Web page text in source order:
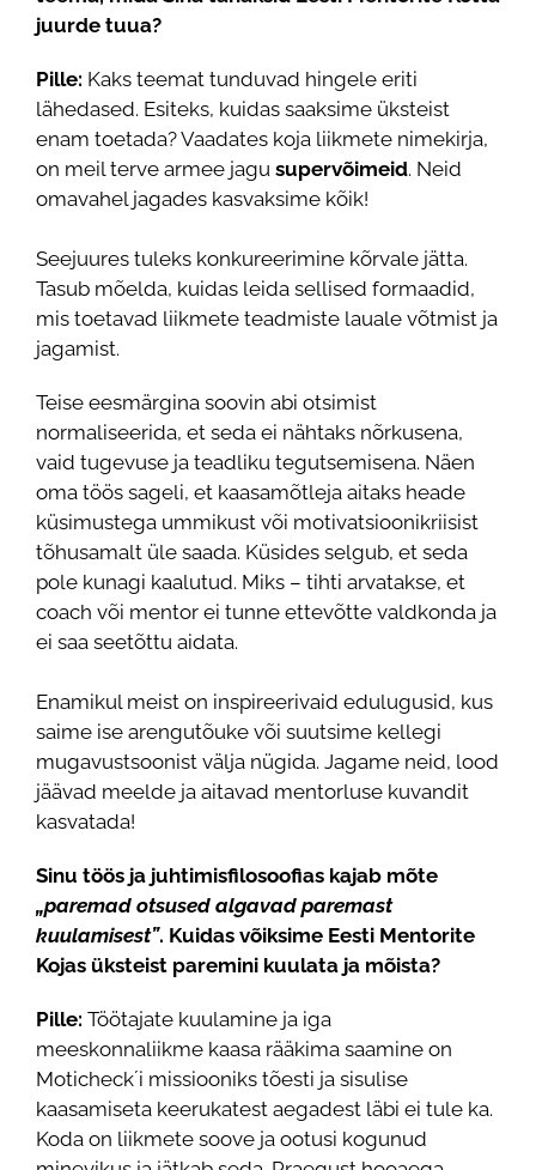
juurde tuua?
Pille: Kaks teemat tunduvad hingele eriti
lähedased. Esiteks, kuidas saaksime üksteist
enam toetada? Vaadates koja liikmete nimekirja,
on meil terve armee jagu supervõimeid. Neid
omavahel jagades kasvaksime kõik!
Seejuures tuleks konkureerimine kõrvale jätta.
Tasub mõelda, kuidas leida sellised formaadid,
mis toetavad liikmete teadmiste lauale võtmist ja
jagamist.
Teise eesmärgina soovin abi otsimist
normaliseerida, et seda ei nähtaks nõrkusena,
vaid tugevuse ja teadliku tegutsemisena. Näen
oma töös sageli, et kaasamõtleja aitaks heade
küsimustega ummikust või motivatsioonikriisist
tõhusamalt üle saada. Küsides selgub, et seda
pole kunagi kaalutud. Miks – tihti arvatakse, et
coach või mentor ei tunne ettevõtte valdkonda ja
ei saa seetõttu aidata.
Enamikul meist on inspireerivaid edulugusid, kus
saime ise arengutõuke või suutsime kellegi
mugavustsoonist välja nügida. Jagame neid, lood
jäävad meelde ja aitavad mentorluse kuvandit
kasvatada!
Sinu töös ja juhtimisfilosoofias kajab mõte
„paremad otsused algavad paremast
kuulamisest”. Kuidas võiksime Eesti Mentorite
Kojas üksteist paremini kuulata ja mõista?
Pille: Töötajate kuulamine ja iga
meeskonnaliikme kaasa rääkima saamine on
Moticheck´i missiooniks tõesti ja sisulise
kaasamiseta keerukatest aegadest läbi ei tule ka.
Koda on liikmete soove ja ootusi kogunud